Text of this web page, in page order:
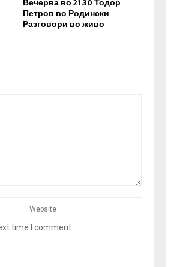
Петров во Родински
Разговори во живо
time I comment.